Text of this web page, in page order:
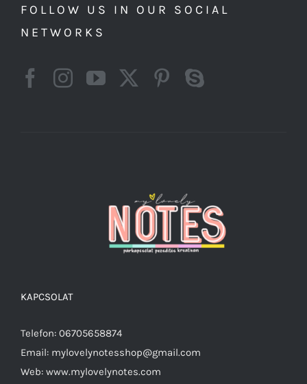
FOLLOW US IN OUR SOCIAL
NETWORKS
KAPCSOLAT
Telefon: 06705658874
Email: mylovelynotesshop@gmail.com
Web: www.mylovelynotes.com